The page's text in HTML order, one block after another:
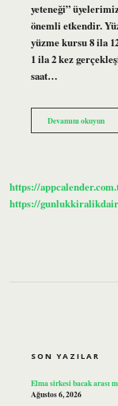
yeteneği”
önemli etkendir.
yüzme kursu 8 ila
1 ila 2 kez
saat…
Devamını okuyun
https://
https://
SON YAZILAR
Elma sirkesi bacak arası
Ağustos 6, 2026